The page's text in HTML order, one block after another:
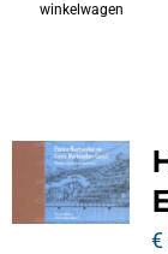
winkelwagen
€